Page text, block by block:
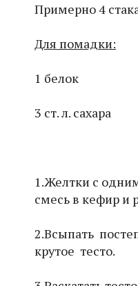
Примерно 4
Для помадки:
1 белок
3 ст. л. сахара
1.Желтки с
смесь в кефир и
2.Всыпать
крутое тесто.